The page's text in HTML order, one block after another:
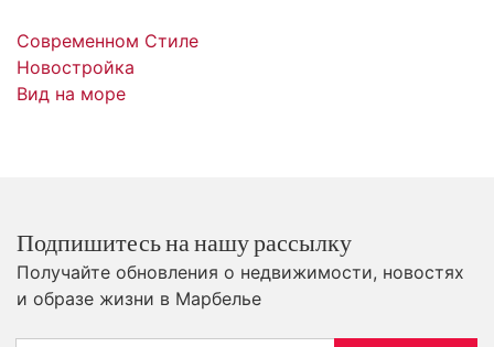
Современном Стиле
Новостройка
Вид на море
Подпишитесь на нашу рассылку
Получайте обновления о недвижимости, новостях
и образе жизни в Марбелье